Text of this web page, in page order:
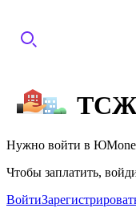
Нужно войти в
Чтобы заплатить,
Войти